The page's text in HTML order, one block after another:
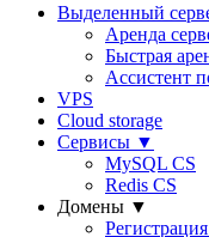
Выделенный
Аренда
Быстрая
Ассистент
VPS
Cloud storage
Сервисы ▼
MySQL CS
Redis CS
Домены ▼